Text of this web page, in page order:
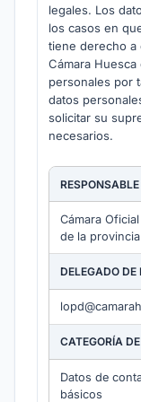
legales. Los
los casos en
tiene derecho a
Cámara
personales por
datos
solicitar su
necesarios.
RESPONSABLE
Cámara
de la
DELEGADO DE
CATEGORÍA
Datos de
básicos